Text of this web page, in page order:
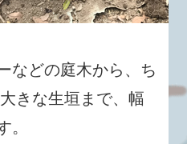
などの庭木から、ち
きな生垣まで、幅